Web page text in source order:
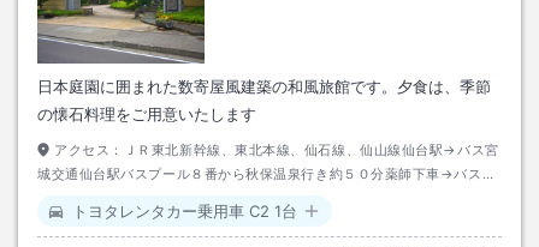
日本庭園に囲まれた数寄屋風建築の和風旅館です。夕食は、季節
の懐石料理をご用意いたします
アクセス：
ＪＲ東北新幹線、東北本線、仙石線、仙山線仙台駅→バス宮
城交通仙台駅バスプール８番から秋保温泉行き約５０分薬師下車→バスタ
ター下車→徒歩約３分
トヨタレンタカー乗用車 C2 1台